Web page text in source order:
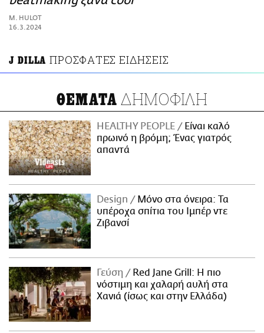
ΑΜΠΑ
PRINT
M. HULOT
16.3.2024
J DILLA ΠΡΟΣΦΑΤΕΣ ΕΙΔΗΣΕΙΣ
ΘΕΜΑΤΑ ΔΗΜΟΦΙΛΗ
HEALTHY PEOPLE
Είναι καλό
πρωινό η βρόμη; Ένας γιατρός
απαντά
Design
Μόνο στα όνειρα: Τα
υπέροχα σπίτια του Ιμπέρ ντε
Ζιβανσί
Γεύση
Red Jane Grill: Η πιο
νόστιμη και χαλαρή αυλή στα
Χανιά (ίσως και στην Ελλάδα)